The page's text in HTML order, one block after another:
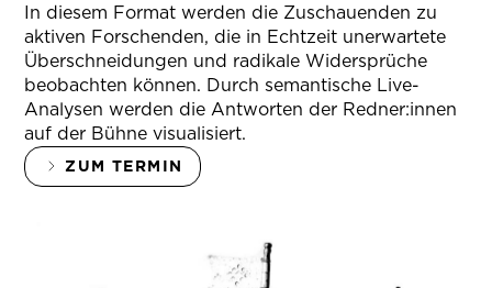
In diesem Format werden die Zuschauenden zu
aktiven Forschenden, die in Echtzeit unerwartete
Überschneidungen und radikale Widersprüche
beobachten können. Durch semantische Live-
Analysen werden die Antworten der Redner:innen
auf der Bühne visualisiert.
ZUM TERMIN